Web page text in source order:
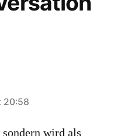
20:58
wird als